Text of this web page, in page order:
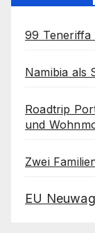
99 Teneriffa
Namibia als
Roadtrip
und
Zwei
EU